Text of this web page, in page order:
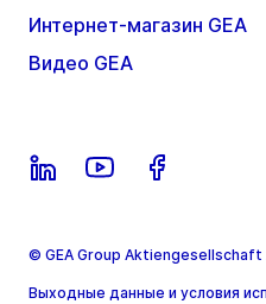
Интернет-магазин GEA
Видео GEA
© GEA Group Aktiengesellschaft
Выходные данные и условия